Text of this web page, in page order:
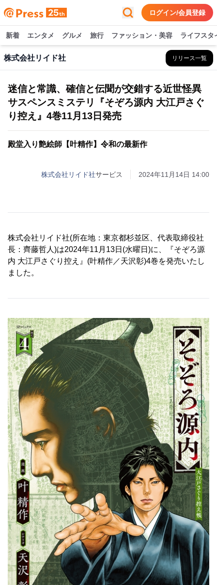
ログイン/会員登録
新着 エンタメ グルメ 旅行 ファッション・美容 ライフスタ
株式会社リイド社 リリース一覧
迷信と常識、確信と伝聞が交錯する近世怪異
サスペンスミステリ『そぞろ源内 大江戸さぐ
り控え』4巻11月13日発売
殿堂入り艶絵師【叶精作】令和の最新作
株式会社リイド社サービス 2024年11月14日 14:00
株式会社リイド社(所在地：東京都杉並区、代表取締役社
長：齊藤哲人)は2024年11月13日(水曜日)に、『そぞろ源
内 大江戸さぐり控え』(叶精作／天沢彰)4巻を発売いたし
ました。